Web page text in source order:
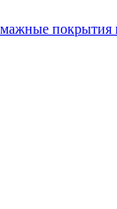
покрытия